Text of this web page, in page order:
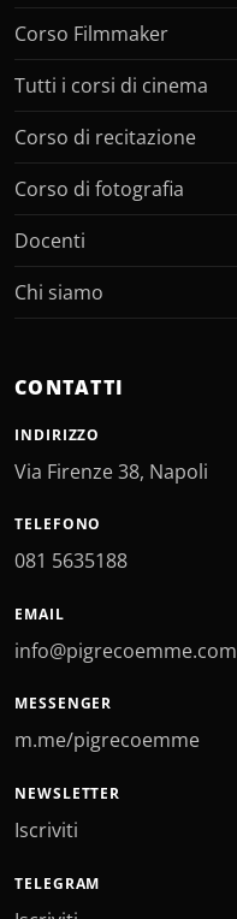
Corso Filmmaker
Tutti i corsi di cinema
Corso di recitazione
Corso di fotografia
Docenti
Chi siamo
CONTATTI
INDIRIZZO
Via Firenze 38, Napoli
TELEFONO
081 5635188
EMAIL
info@pigrecoemme.com
MESSENGER
m.me/pigrecoemme
NEWSLETTER
Iscriviti
TELEGRAM